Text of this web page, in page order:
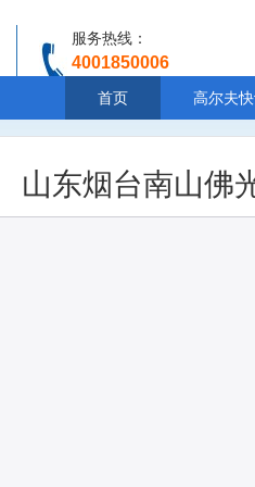
服务热线：
4001850006
首页 高尔夫
山东烟台南山佛